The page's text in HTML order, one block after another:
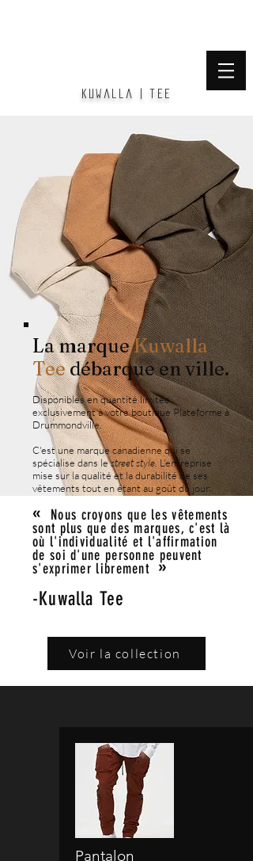
Pantalon
kuwalla | tee
La marqueKuwalla
Teedébarque en ville.
Disponibles en quantité limitée
exclusivement à votre boutique Plateforme à
Drummondville.
C'est une marque canadienne qui se
spécialise dans lestreet style.L'entreprise
mise sur la qualité et la durabilité de ses
vêtements tout en étant au goût du jour.
« Nous croyons que les vêtements
sont plus que des marques, c'est là
où l'individualité et l'affirmation
de soi d'une personne peuvent
s'exprimer librement »
-Kuwalla Tee
Voir la collection